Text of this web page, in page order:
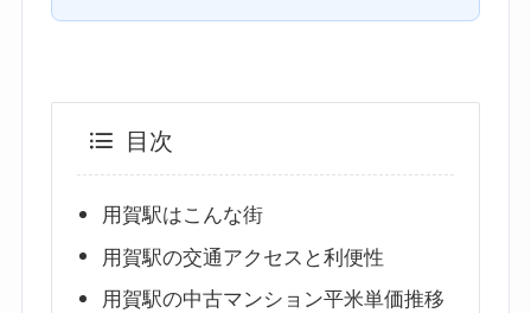
目次
用賀駅はこんな街
用賀駅の交通アクセスと利便性
用賀駅の中古マンション平米単価推移